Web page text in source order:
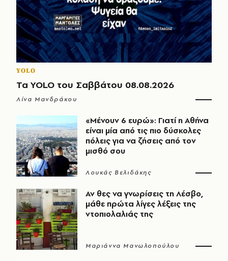
YOLO
Τα YOLO του Σαββάτου 08.08.2026
Λίνα Μανδράκου
«Μένουν 6 ευρώ»: Γιατί η Αθήνα
είναι μία από τις πιο δύσκολες
πόλεις για να ζήσεις από τον
μισθό σου
Λουκάς Βελιδάκης
Αν θες να γνωρίσεις τη Λέσβο,
μάθε πρώτα λίγες λέξεις της
ντοπιολαλιάς της
Μαριάννα Μανωλοπούλου